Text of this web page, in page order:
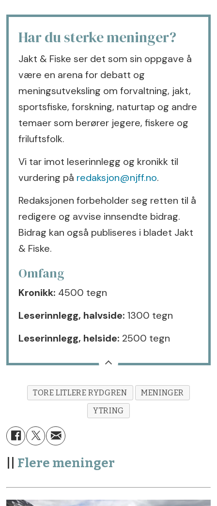
Har du sterke meninger?
Jakt & Fiske ser det som sin oppgave å
være en arena for debatt og
meningsutveksling om forvaltning, jakt,
sportsfiske, forskning, naturtap og andre
temaer som berører jegere, fiskere og
friluftsfolk.
Vi tar imot leserinnlegg og kronikk til
vurdering på redaksjon@njff.no.
Redaksjonen forbeholder seg retten til å
redigere og avvise innsendte bidrag.
Bidrag kan også publiseres i bladet Jakt
& Fiske.
Omfang
Kronikk: 4500 tegn
Leserinnlegg, halvside:1300 tegn
Leserinnlegg, helside: 2500 tegn
TORE LITLERE RYDGREN
MENINGER
YTRING
Flere meninger